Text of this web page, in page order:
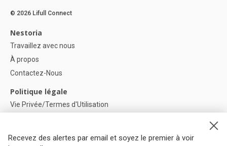
Recevez des alertes par email et soyez le premier à voir
© 2026 Lifull Connect
Nestoria
Travaillez avec nous
À propos
Contactez-Nous
Politique légale
Vie Privée/Termes d'Utilisation